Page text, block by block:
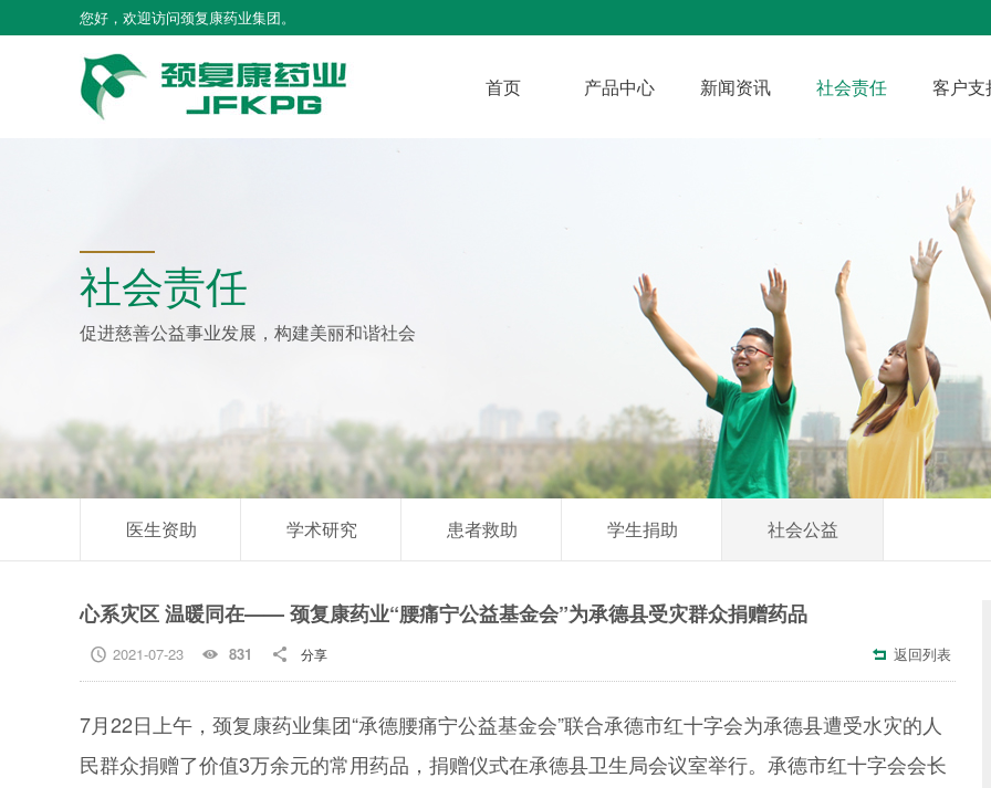
您好，欢迎访问颈复康药业集团。
首页 产品中心 新闻资讯 社会责任 客户支
社会责任
促进慈善公益事业发展，构建美丽和谐社会
医生资助 学术研究 患者救助 学生捐助 社会公益
心系灾区 温暖同在—— 颈复康药业“腰痛宁公益基金会”为承德县受灾群众捐赠药品
 返回列表
 2021-07-23  831  分享
7月22日上午，颈复康药业集团“承德腰痛宁公益基金会”联合承德市红十字会为承德县遭受水灾的人
民群众捐赠了价值3万余元的常用药品，捐赠仪式在承德县卫生局会议室举行。承德市红十字会会长